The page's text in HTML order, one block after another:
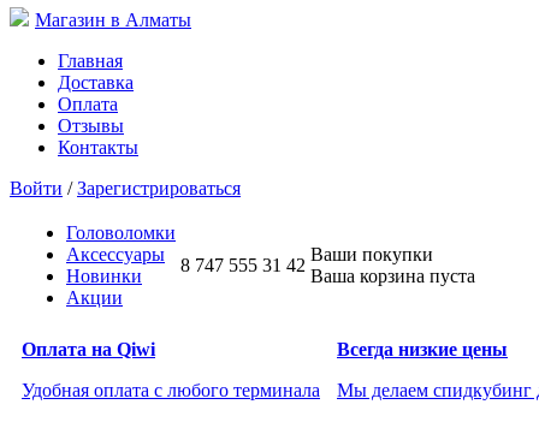
Магазин в Алматы
Главная
Доставка
Оплата
Отзывы
Контакты
Войти /Зарегистрироваться
Головоломки
Аксессуары
Новинки
Акции
8 747 555 31 42
Ваши покупки
Ваша корзина пуста
Оплата на Qiwi
Удобная оплата с любого терминала
Всегда низкие цены
Мы делаем спидкубинг